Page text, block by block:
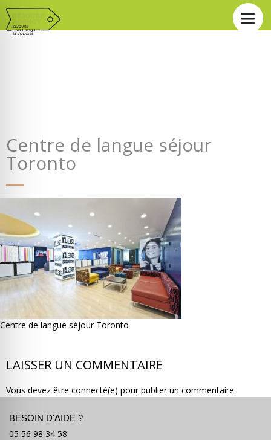
Centre de langue séjour
Toronto
Centre de langue séjour Toronto
LAISSER UN COMMENTAIRE
Vous devez être connecté(e) pour publier un commentaire.
BESOIN D'AIDE ?
05 56 98 34 58